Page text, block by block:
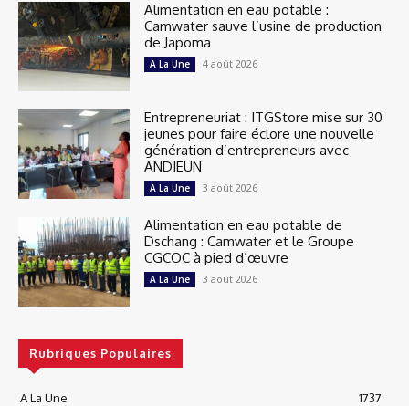
Alimentation en eau potable :
Camwater sauve l’usine de production
de Japoma
A La Une 4 août 2026
Entrepreneuriat : ITGStore mise sur 30
jeunes pour faire éclore une nouvelle
génération d’entrepreneurs avec
ANDJEUN
A La Une 3 août 2026
Alimentation en eau potable de
Dschang : Camwater et le Groupe
CGCOC à pied d’œuvre
A La Une 3 août 2026
Rubriques Populaires
A La Une
1737